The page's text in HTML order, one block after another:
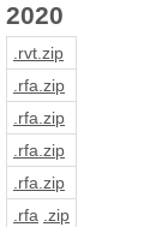
2020
.rvt .zip
.rfa .zip
.rfa .zip
.rfa .zip
.rfa .zip
.rfa .zip